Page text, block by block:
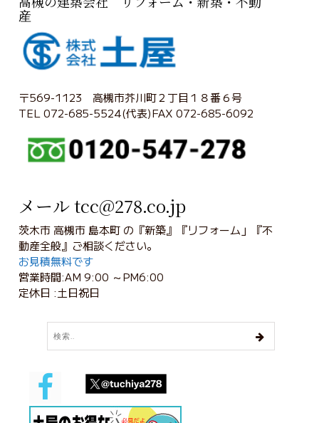
産
〒569-1123 高槻市芥川町２丁目１８番６号
TEL 072-685-5524(代表)FAX 072-685-6092
メール tcc@278.co.jp
茨木市 高槻市 島本町 の『新築』『リフォーム」『不
動産全般』ご相談ください。
お見積無料です
営業時間:AM 9:00 ～PM6:00
定休日 :土日祝日